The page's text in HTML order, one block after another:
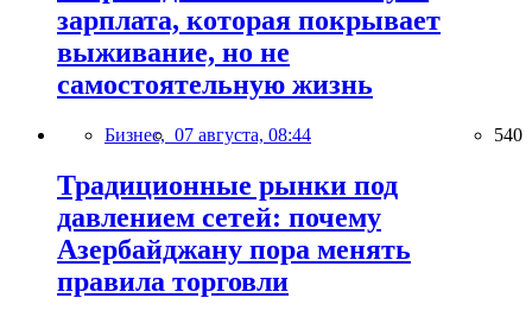
зарплата, которая покрывает
выживание, но не
самостоятельную жизнь
Бизнес, 07 августа, 08:44 540
Традиционные рынки под
давлением сетей: почему
Азербайджану пора менять
правила торговли